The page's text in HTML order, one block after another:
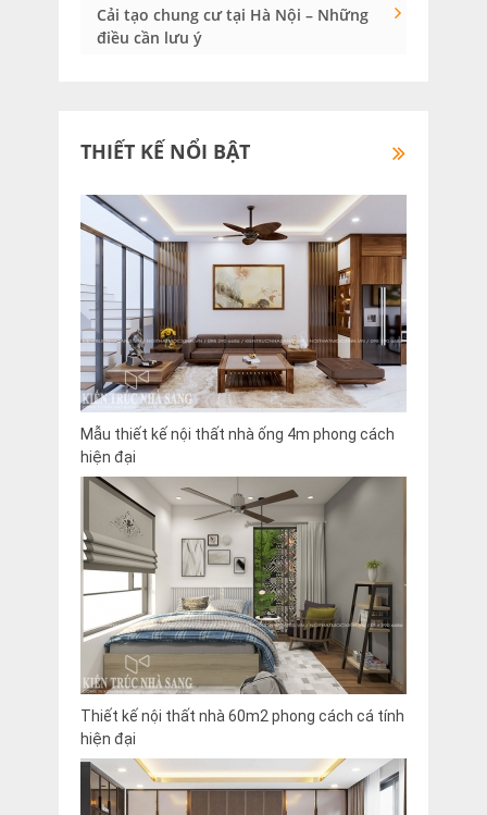
Cải tạo chung cư tại Hà Nội – Những
điều cần lưu ý
THIẾT KẾ NỔI BẬT
Mẫu thiết kế nội thất nhà ống 4m phong cách
hiện đại
Thiết kế nội thất nhà 60m2 phong cách cá tính
hiện đại